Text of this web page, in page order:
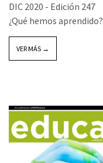
DIC 2020 - Edición 247
¿Qué hemos aprendido?
VER MÁS →